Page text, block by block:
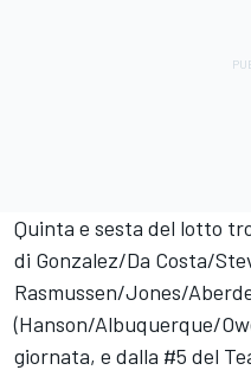
Quinta e sesta del lotto
di Gonzalez/Da Costa/
Rasmussen/Jones/
(Hanson/Albuquerque/
giornata, e dalla #5 del